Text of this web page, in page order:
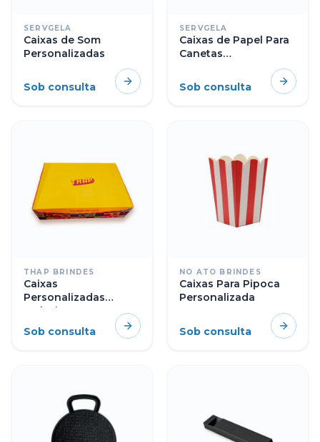
SERVGELA
Caixas de Som
Personalizadas
Sob consulta
SERVGELA
Caixas de Papel Para
Canetas
Sob consulta
THAP BRINDES
Caixas
Personalizadas
Inclusive Com Berco
Sob consulta
NO ATO BRINDES
Caixas Para Pipoca
Personalizada
Sob consulta